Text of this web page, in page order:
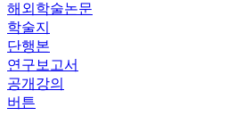
해외학술논문
학술지
단행본
연구보고서
공개강의
버튼